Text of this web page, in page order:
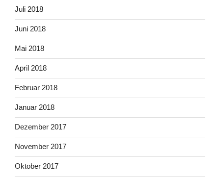
Juli 2018
Juni 2018
Mai 2018
April 2018
Februar 2018
Januar 2018
Dezember 2017
November 2017
Oktober 2017